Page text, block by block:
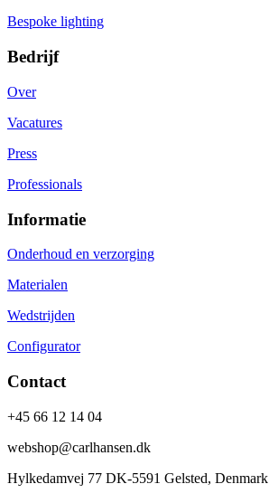
Bespoke lighting
Bedrijf
Over
Vacatures
Press
Professionals
Informatie
Onderhoud en verzorging
Materialen
Wedstrijden
Configurator
Contact
+45 66 12 14 04
webshop@carlhansen.dk
Hylkedamvej 77 DK-5591 Gelsted, Denmark